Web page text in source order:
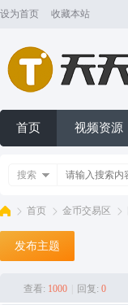
设为首页 收藏本站
首页 视频资源
搜索
首页 金币交易区
发布主题
查看: 1000 回复: 0